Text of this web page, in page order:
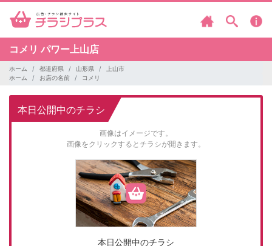
コメリ パワー上山店
ホーム 都道府県 山形県
上山市
ホーム
お店の名前 コメリ
本日公開中のチラシ
画像はイメージです。
画像をクリックするとチラシが開きます。
本日公開中のチラシ